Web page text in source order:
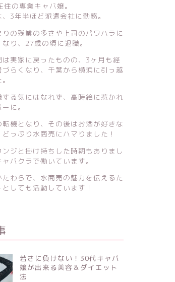
の専業キャバ嬢。
3年半ほど派遣会社に勤務。
りの残業の多さや上司のパワハラに
り、27歳の頃に退職。
は実家に戻ったものの、3ヶ月も経
づらくなり、千葉から横浜に引っ越
する気にはなれず、高時給に惹かれ
に。
転機となり、その後はお酒が好きな
っぷり水商売にハマりました！
ジと掛け持ちした時期もありまし
バクラで働いています。
たわらで、水商売の魅力を伝えるた
しても活動しています！
若さに負けない！30代キャバ
嬢が出来る美容＆ダイエット
法